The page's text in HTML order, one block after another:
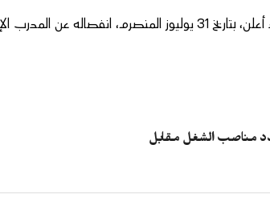
وكان الاتحاد الإيفواري لكرة القدم قد أعلن، بتاريخ 31 يوليوز
مناصب الشغل مقابل